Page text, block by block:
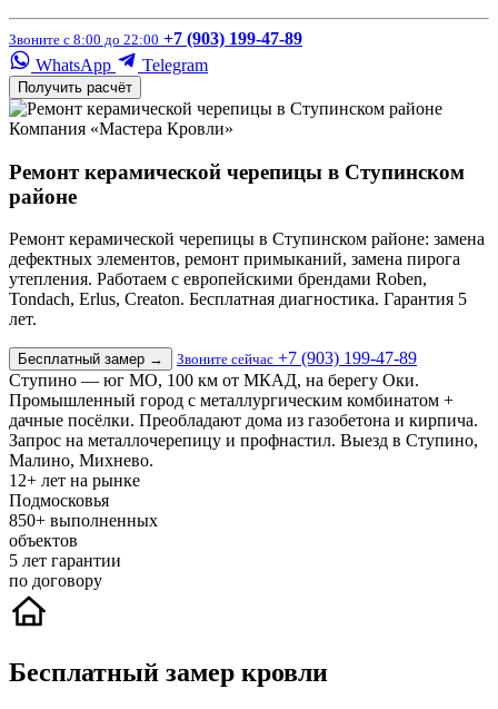
Звоните с 8:00 до 22:00 +7 (903) 199-47-89
WhatsApp
Telegram
Получить расчёт
Компания «Мастера Кровли»
Ремонт керамической черепицы в Ступинском
районе
Ремонт керамической черепицы в Ступинском районе: замена
дефектных элементов, ремонт примыканий, замена пирога
утепления. Работаем с европейскими брендами Roben,
Tondach, Erlus, Creaton. Бесплатная диагностика. Гарантия 5
лет.
Бесплатный замер → Звоните сейчас +7 (903) 199-47-89
Ступино — юг МО, 100 км от МКАД, на берегу Оки.
Промышленный город с металлургическим комбинатом +
дачные посёлки. Преобладают дома из газобетона и кирпича.
Запрос на металлочерепицу и профнастил. Выезд в Ступино,
Малино, Михнево.
12+ лет на рынке
Подмосковья
850+ выполненных
объектов
5 лет гарантии
по договору
Бесплатный замер кровли